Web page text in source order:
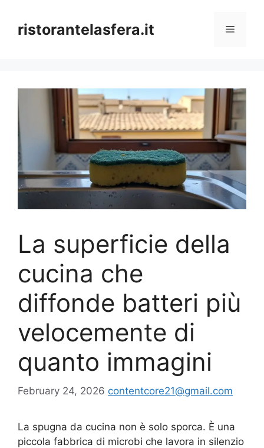
contentristorantelasfera.it Menu
La superficie della
cucina che
diffonde batteri più
velocemente di
quanto immagini
February 24, 2026 contentcore21@gmail.com
La spugna da cucina non è solo sporca. È una
piccola fabbrica di microbi che lavora in silenzio